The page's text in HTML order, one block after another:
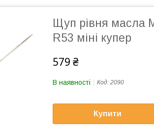
Щуп рівня масла
R53 міні купер
579 ₴
В наявності Код: 2090
Купити